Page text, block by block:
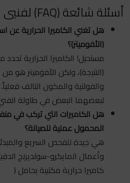
أسئلة شائعة (FAQ) لفنيي الصيانة
هل تغني الكاميرا الحرارية عن
(الأفوميتر)؟
مستحيل! الكاميرا الحرارية
(النتيجة)، ولكن الأفوميتر هو
والفولتية والمكون التالف
لبعضهما البعض في طاولة
هل الكاميرات التي تركب في
المحمول عملية للصيانة؟
هي جيدة للفحص السريع
وأعمال المايكرو-سولديرنج
كاميرا حرارية مكتبية بحامل (